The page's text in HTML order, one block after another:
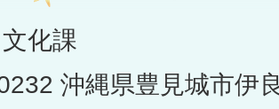
化課
沖縄県豊見城市伊